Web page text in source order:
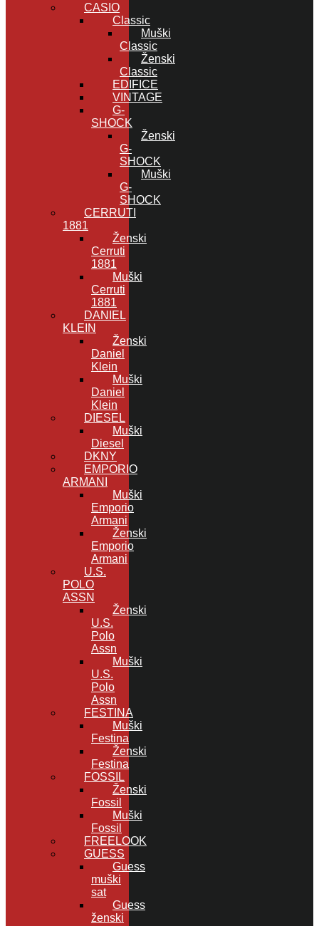
CASIO
Classic
Muški
Classic
Ženski
Classic
EDIFICE
VINTAGE
G-
SHOCK
Ženski
G-
SHOCK
Muški
G-
SHOCK
CERRUTI
1881
Ženski
Cerruti
1881
Muški
Cerruti
1881
DANIEL
KLEIN
Ženski
Daniel
Klein
Muški
Daniel
Klein
DIESEL
Muški
Diesel
DKNY
EMPORIO
ARMANI
Muški
Emporio
Armani
Ženski
Emporio
Armani
U.S.
POLO
ASSN
Ženski
U.S.
Polo
Assn
Muški
U.S.
Polo
Assn
FESTINA
Muški
Festina
Ženski
Festina
FOSSIL
Ženski
Fossil
Muški
Fossil
FREELOOK
GUESS
Guess
muški
sat
Guess
ženski